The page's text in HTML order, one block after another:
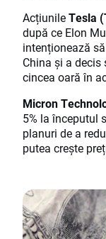
AcțiunileTesla
după ce Elon
intenționează
China și a decis
cincea oară în
Micron
5% la începutul
planuri de a
putea crește